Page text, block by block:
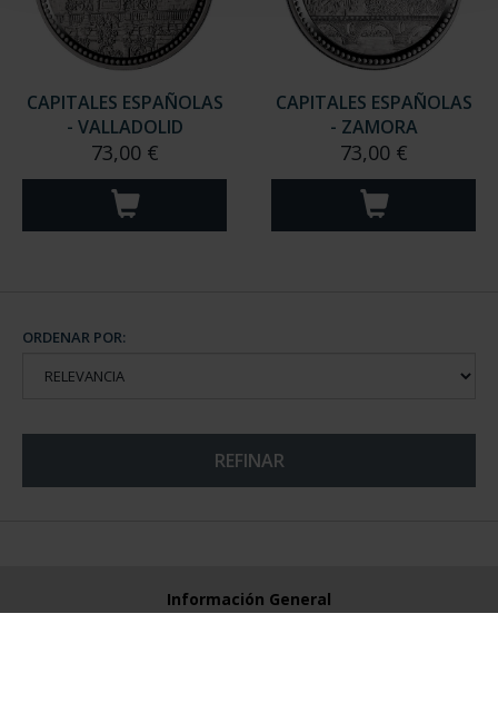
CAPITALES ESPAÑOLAS
- VALLADOLID
73,00 €
CAPITALES ESPAÑOLAS
- ZAMORA
73,00 €
ORDENAR POR:
REFINAR
Información General